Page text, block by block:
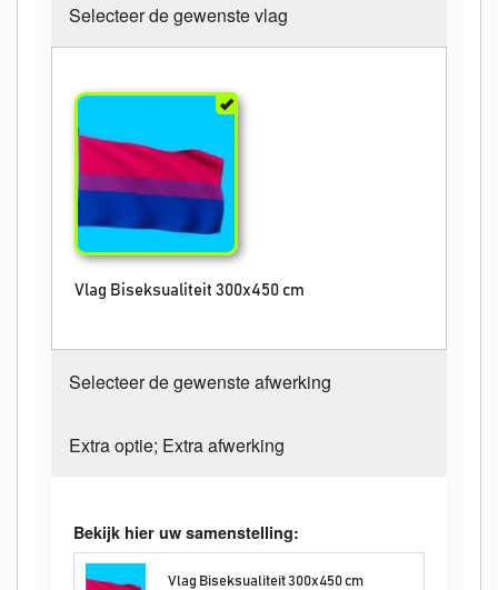
Selecteer de gewenste vlag
Vlag Biseksualiteit 300x450 cm
Selecteer de gewenste afwerking
Extra optie; Extra afwerking
Bekijk hier uw samenstelling:
Vlag Biseksualiteit 300x450 cm